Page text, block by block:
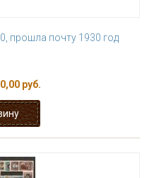
прошла почту 1930 год
руб.